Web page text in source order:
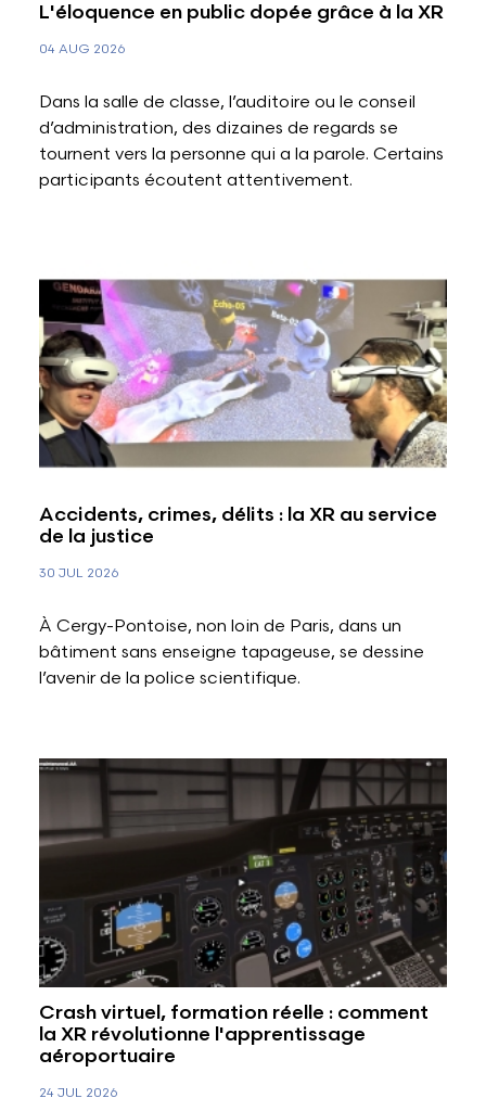
L'éloquence en public dopée grâce à la XR
04 AUG 2026
Dans la salle de classe, l’auditoire ou le conseil
d’administration, des dizaines de regards se
tournent vers la personne qui a la parole. Certains
participants écoutent attentivement.
Accidents, crimes, délits : la XR au service
de la justice
30 JUL 2026
À Cergy-Pontoise, non loin de Paris, dans un
bâtiment sans enseigne tapageuse, se dessine
l’avenir de la police scientifique.
Crash virtuel, formation réelle : comment
la XR révolutionne l'apprentissage
aéroportuaire
24 JUL 2026